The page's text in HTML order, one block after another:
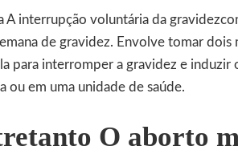
A interrupção voluntária da
de gravidez. Envolve tomar
para interromper a gravidez e
ou em uma unidade de saúde.
O aborto